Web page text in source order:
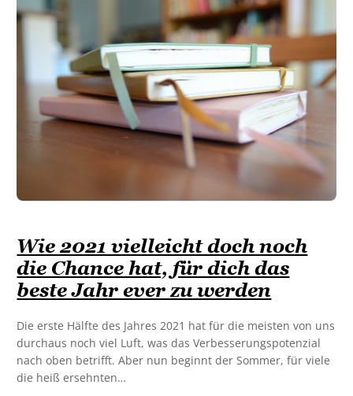
Wie 2021 vielleicht doch noch
die Chance hat, für dich das
beste Jahr ever zu werden
Die erste Hälfte des Jahres 2021 hat für die meisten von uns
durchaus noch viel Luft, was das Verbesserungspotenzial
nach oben betrifft. Aber nun beginnt der Sommer, für viele
die heiß ersehnten…